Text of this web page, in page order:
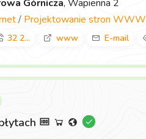
Górnicza, Wapienna 2
/ Projektowanie stron WWW
32 2... www E-mail